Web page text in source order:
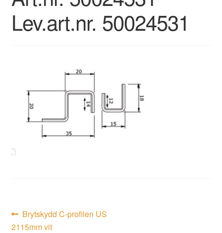
Vanliga frågor
Lev.art.nr. 50024531
Inläggsnavigering
Föregående
inlägg:
Brytskydd C-profilen US
2115mm vit